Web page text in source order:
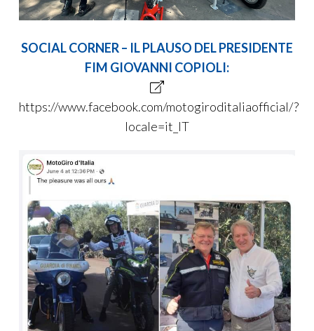
SOCIAL CORNER – IL PLAUSO DEL PRESIDENTE
FIM GIOVANNI COPIOLI:
https://www.facebook.com/motogiroditaliaofficial/?
locale=it_IT